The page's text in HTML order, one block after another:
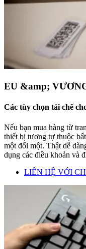
EU &amp;
Các tùy chọn tái chế
Nếu bạn mua hàng từ
thiết bị tương tự thuộc
một đổi một. Thật dễ
dụng các điều khoản và
LIÊN HỆ VỚI